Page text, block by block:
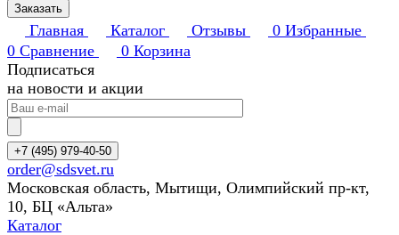
Заказать
Главная Каталог Отзывы 0 Избранные
0 Сравнение 0 Корзина
Подписаться
на новости и акции
+7 (495) 979-40-50
order@sdsvet.ru
Московская область, Мытищи, Олимпийский пр-кт,
10, БЦ «Альта»
Каталог